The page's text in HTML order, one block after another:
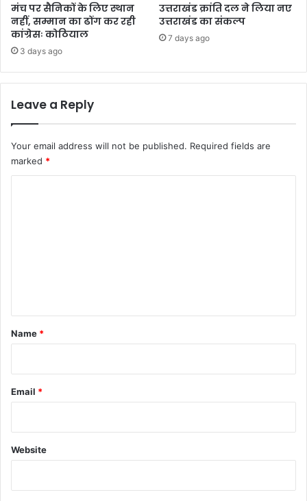
मंच पर सैनिकों के लिए स्थान
नहीं, सम्मान का ढोंग कर रही
कांग्रेसः कोठियाल
3 days ago
उत्तराखंड क्रांति दल ने लिया नए
उत्तराखंड का संकल्प
7 days ago
Leave a Reply
Your email address will not be published. Required fields are
marked *
*
Name *
Email *
Website